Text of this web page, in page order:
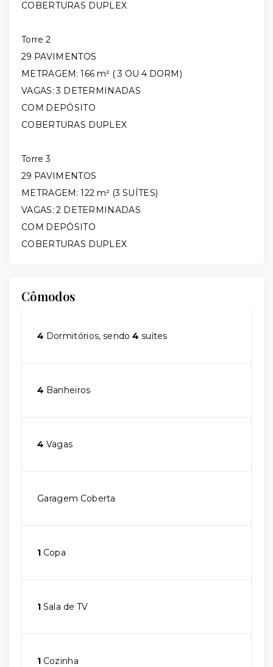
COBERTURAS DUPLEX
Torre 2
29 PAVIMENTOS
METRAGEM: 166 m² ( 3 OU 4 DORM)
VAGAS: 3 DETERMINADAS
COM DEPÓSITO
COBERTURAS DUPLEX
Torre 3
29 PAVIMENTOS
METRAGEM: 122 m² (3 SUÍTES)
VAGAS: 2 DETERMINADAS
COM DEPÓSITO
COBERTURAS DUPLEX
Cômodos
4 Dormitórios, sendo4 suítes
4 Banheiros
4 Vagas
Garagem Coberta
1 Copa
1 Sala de TV
1 Cozinha